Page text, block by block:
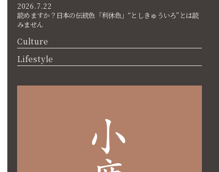
2026.7.22
読めますか？日本の伝統色「利休色」“としきゅういろ”とは読
みません
Culture
Lifestyle